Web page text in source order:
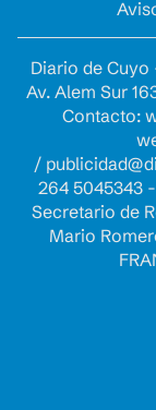
Diario de
Av. Alem Sur
Contacto:
/
264 5045343
Secretario de
Mario